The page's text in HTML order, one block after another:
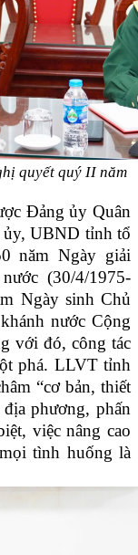
quyết quý II năm
Đảng ủy Quân
ủy, UBND tỉnh tổ
năm Ngày giải
(30/4/1975-
Ngày sinh Chủ
nước Cộng
với đó, công tác
phá. LLVT tỉnh
“cơ bản, thiết
phương, phấn
việc nâng cao
tình huống là